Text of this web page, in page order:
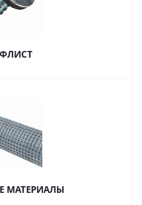
МАТЕРИАЛЫ